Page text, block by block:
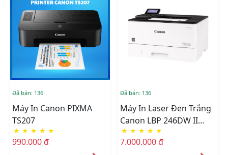
Đã bán: 136
Máy In Canon PIXMA
TS207
★ ★ ★ ★ ★
990.000 đ
Đã bán: 136
Máy In Laser Đen Trắng
Canon LBP 246DW II
(CTY)
★ ★ ★ ★ ★
7.000.000 đ